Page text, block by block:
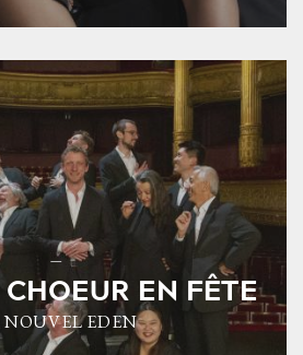
EN FÊTE
NOUVEL EDEN